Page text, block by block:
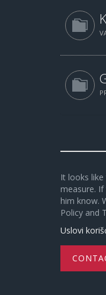
It looks
measure.
him know.
Policy and
Uslovi